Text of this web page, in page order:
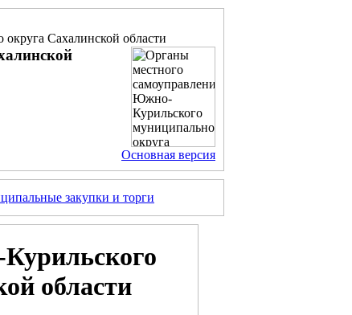
Сахалинской области
Основная версия
закупки и торги
области